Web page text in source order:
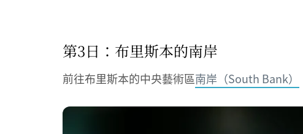
第3日：布里斯本的南岸
前往布里斯本的中央藝術區南岸（South Bank）